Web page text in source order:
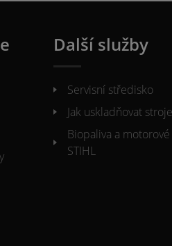
Další služby
Servisní středisko
Jak uskladňovat
Biopaliva a
STIHL